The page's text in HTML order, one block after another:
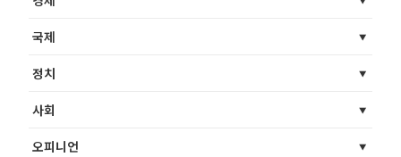
국제
정치
사회
오피니언